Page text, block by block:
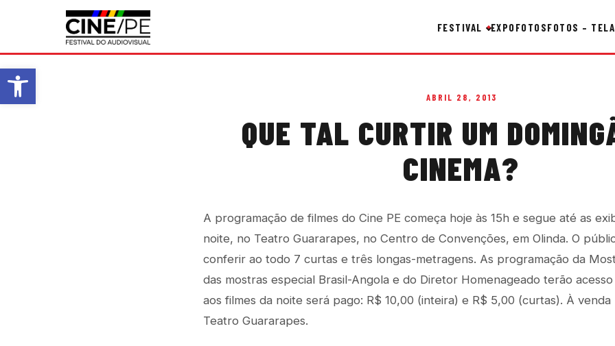
Abrir a barra de ferramentas
FESTIVAL EXPOFOTOSFOTOS – TELA
ABRIL 28, 2013
QUE TAL CURTIR UM
CINEMA?
A programação de filmes do Cine PE começa hoje às 15h e segue até as
noite, no Teatro Guararapes, no Centro de Convenções, em Olinda. O
conferir ao todo 7 curtas e três longas-metragens. As programação da
das mostras especial Brasil-Angola e do Diretor Homenageado terão
aos filmes da noite será pago: R$ 10,00 (inteira) e R$ 5,00 (curtas). À
Teatro Guararapes.